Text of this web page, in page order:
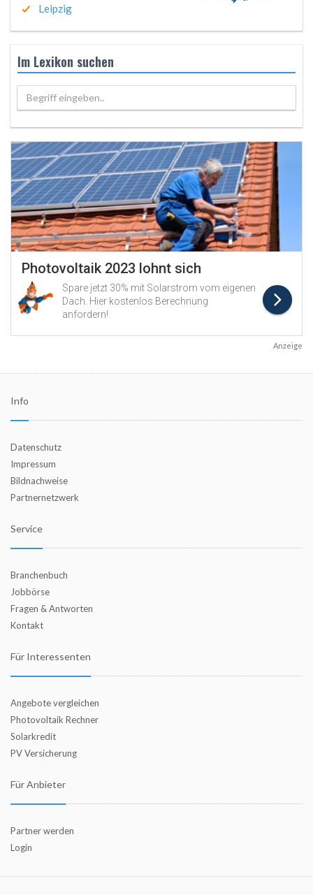
Leipzig
Im Lexikon suchen
Begriff eingeben..
Anzeige
Info
Datenschutz
Impressum
Bildnachweise
Partnernetzwerk
Service
Branchenbuch
Jobbörse
Fragen & Antworten
Kontakt
Für Interessenten
Angebote vergleichen
Photovoltaik Rechner
Solarkredit
PV Versicherung
Für Anbieter
Partner werden
Login